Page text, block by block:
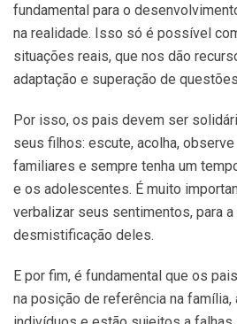
fundamental para o
na realidade. Isso só é possível
situações reais, que nos dão
adaptação e superação de
Por isso, os pais devem ser
seus filhos: escute, acolha,
familiares e sempre tenha um
e os adolescentes. É muito
verbalizar seus sentimentos, para
desmistificação deles.
E por fim, é fundamental que os
na posição de referência na